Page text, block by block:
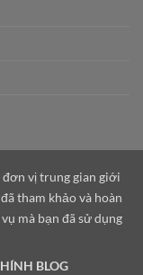
vị trung gian giới
tham khảo và hoàn
mà bạn đã sử dụng
BLOG